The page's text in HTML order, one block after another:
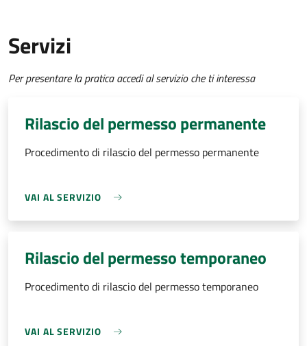
Servizi
Per presentare la pratica accedi al servizio che ti interessa
Rilascio del permesso permanente
Procedimento di rilascio del permesso permanente
VAI AL SERVIZIO
Rilascio del permesso temporaneo
Procedimento di rilascio del permesso temporaneo
VAI AL SERVIZIO